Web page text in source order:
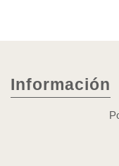
Información